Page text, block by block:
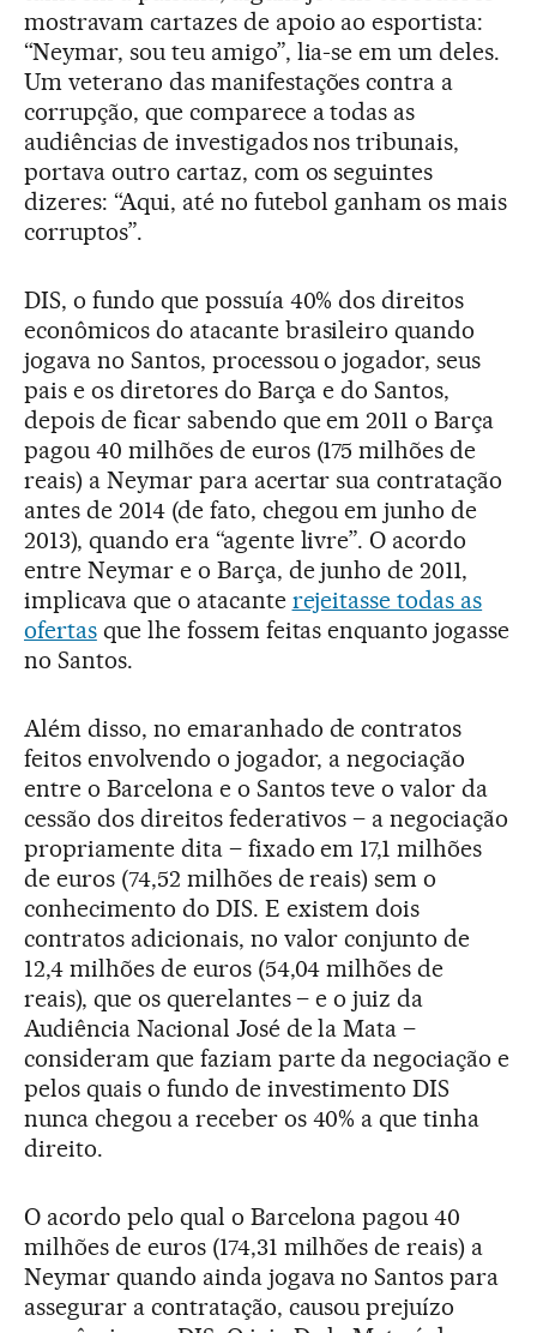
mostravam cartazes de apoio ao esportista:
“Neymar, sou teu amigo”, lia-se em um deles.
Um veterano das manifestações contra a
corrupção, que comparece a todas as
audiências de investigados nos tribunais,
portava outro cartaz, com os seguintes
dizeres: “Aqui, até no futebol ganham os mais
corruptos”.
DIS, o fundo que possuía 40% dos direitos
econômicos do atacante brasileiro quando
jogava no Santos, processou o jogador, seus
pais e os diretores do Barça e do Santos,
depois de ficar sabendo que em 2011 o Barça
pagou 40 milhões de euros (175 milhões de
reais) a Neymar para acertar sua contratação
antes de 2014 (de fato, chegou em junho de
2013), quando era “agente livre”. O acordo
entre Neymar e o Barça, de junho de 2011,
implicava que o atacante rejeitasse todas as
ofertasque lhe fossem feitas enquanto jogasse
no Santos.
Além disso, no emaranhado de contratos
feitos envolvendo o jogador, a negociação
entre o Barcelona e o Santos teve o valor da
cessão dos direitos federativos – a negociação
propriamente dita – fixado em 17,1 milhões
de euros (74,52 milhões de reais) sem o
conhecimento do DIS. E existem dois
contratos adicionais, no valor conjunto de
12,4 milhões de euros (54,04 milhões de
reais), que os querelantes – e o juiz da
Audiência Nacional José de la Mata –
consideram que faziam parte da negociação e
pelos quais o fundo de investimento DIS
nunca chegou a receber os 40% a que tinha
direito.
O acordo pelo qual o Barcelona pagou 40
milhões de euros (174,31 milhões de reais) a
Neymar quando ainda jogava no Santos para
assegurar a contratação, causou prejuízo